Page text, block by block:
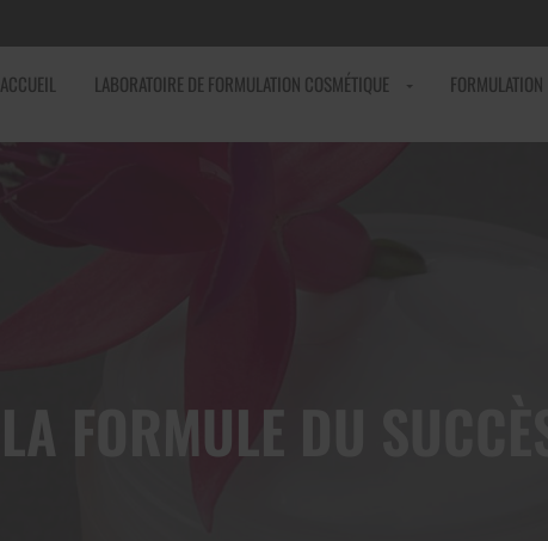
ACCUEIL LABORATOIRE DE FORMULATION COSMÉTIQUE FORMULATION
LA FORMULE DU